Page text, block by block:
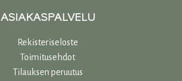
ASIAKASPALVELU
Rekisteriseloste
Toimitusehdot
Tilauksen peruutus